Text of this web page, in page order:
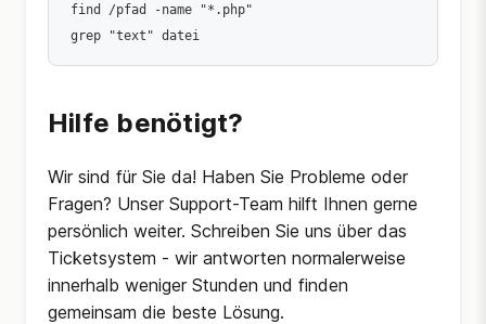
find /pfad -name "*.php"
Hilfe benötigt?
Wir sind für Sie da! Haben Sie Probleme oder
Fragen? Unser Support-Team hilft Ihnen gerne
persönlich weiter. Schreiben Sie uns über das
Ticketsystem - wir antworten normalerweise
innerhalb weniger Stunden und finden
gemeinsam die beste Lösung.